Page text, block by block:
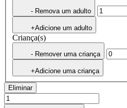
- Remova um adulto
+Adicione um adulto
Criança(s)
- Remover uma criança
+Adicione uma criança
Eliminar